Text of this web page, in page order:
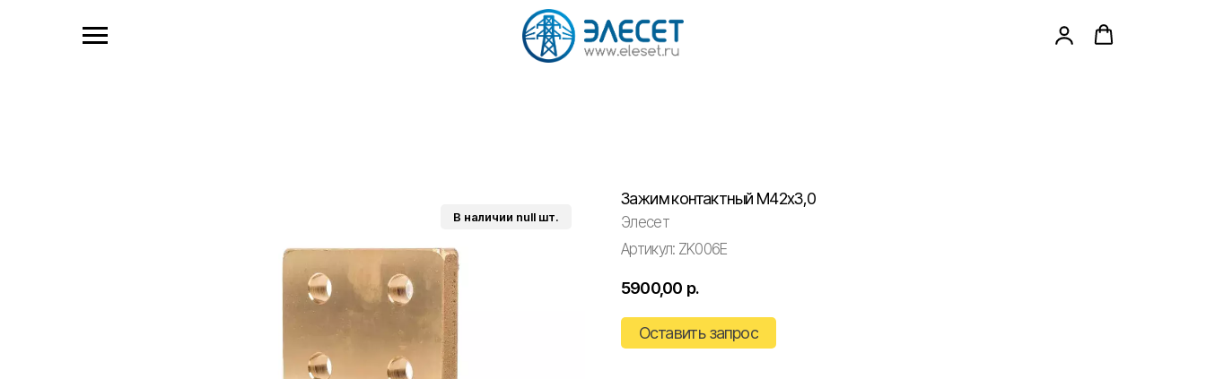
Зажим контактный М42х3,0
Элесет
Артикул: ZK006E
5900,00 р.
Оставить запрос